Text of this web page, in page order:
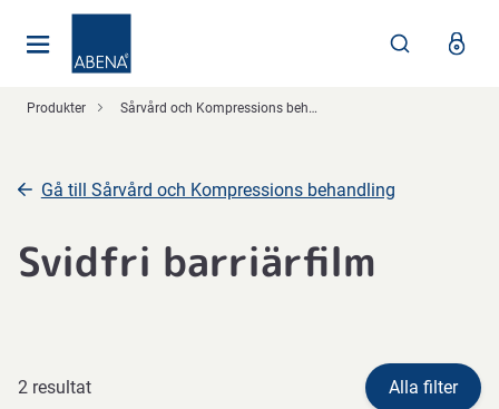
Produkter Sårvård och Kompressions behandling
Gå till Sårvård och Kompressions behandling
Svidfri barriärfilm
2 resultat Alla filter